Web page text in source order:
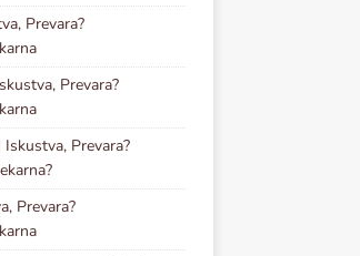
Prevara?
Prevara?
Prevara?
Prevara?